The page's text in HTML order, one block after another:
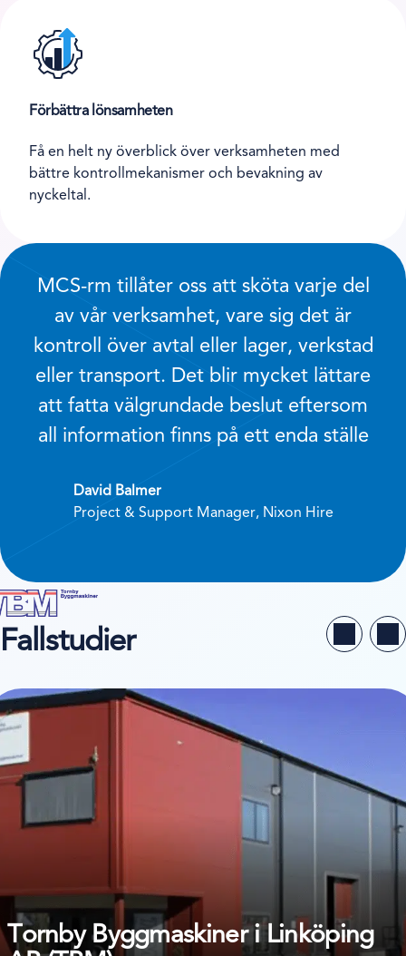
Förbättra lönsamheten
Få en helt ny överblick över verksamheten med
bättre kontrollmekanismer och bevakning av
nyckeltal.
MCS-rm tillåter oss att sköta varje del
av vår verksamhet, vare sig det är
kontroll över avtal eller lager, verkstad
eller transport. Det blir mycket lättare
att fatta välgrundade beslut eftersom
all information finns på ett enda ställe
David Balmer
Project & Support Manager, Nixon Hire
Fallstudier
Tornby Byggmaskiner i Linköping
kundstudien på Tornby Byggmaskiner i Linköping AB (TBM)